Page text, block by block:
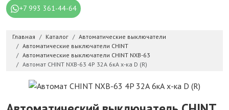
+7 993 361-44-64
Главная Каталог
Автоматические выключатели
Автоматические выключатели CHINT
Автоматические выключатели CHINT NXB-63
Автомат CHINT NXB-63 4P 32А 6кА х-ка D (R)